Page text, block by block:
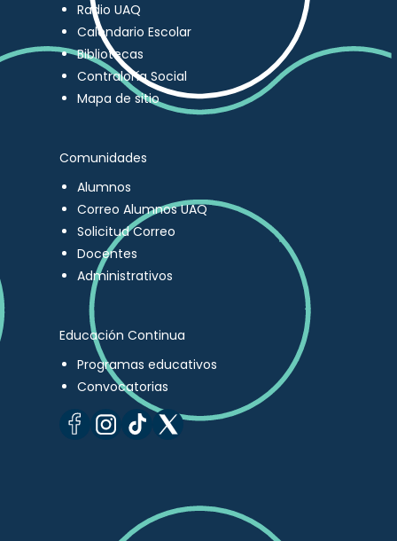
Radio UAQ
Calendario Escolar
Bibliotecas
Contraloría Social
Mapa de sitio
Comunidades
Alumnos
Correo Alumnos UAQ
Solicitud Correo
Docentes
Administrativos
Educación Continua
Programas educativos
Convocatorias